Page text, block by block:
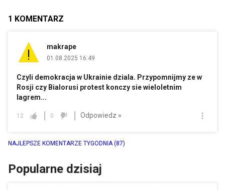
1 KOMENTARZ
makrape
01.08.2025 16:49
Czyli demokracja w Ukrainie dziala. Przypomnijmy ze w
Rosji czy Bialorusi protest konczy sie wieloletnim
lagrem...
12 0 Odpowiedz »
NAJLEPSZE KOMENTARZE TYGODNIA (87)
Popularne dzisiaj